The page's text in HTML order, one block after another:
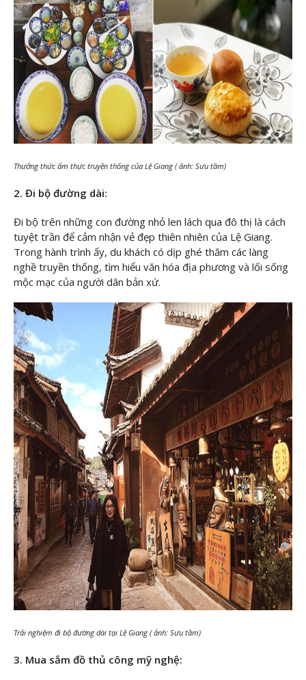
Thưởng thức ẩm thực truyền thống của Lệ Giang ( ảnh: Sưu tầm)
2. Đi bộ đường dài:
Đi bộ trên những con đường nhỏ len lách qua đô thị là cách
tuyệt trần để cảm nhận vẻ đẹp thiên nhiên của Lệ Giang.
Trong hành trình ấy, du khách có dịp ghé thăm các làng
nghề truyền thống, tìm hiểu văn hóa địa phương và lối sống
mộc mạc của người dân bản xứ.
Trải nghiệm đi bộ đường dài tại Lệ Giang ( ảnh: Sưu tầm)
3. Mua sắm đồ thủ công mỹ nghệ: